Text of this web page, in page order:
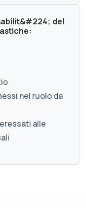
del
nel ruolo da
alle